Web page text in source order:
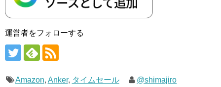
運営者をフォローする
Amazon, Anker, タイムセール @shimajiro